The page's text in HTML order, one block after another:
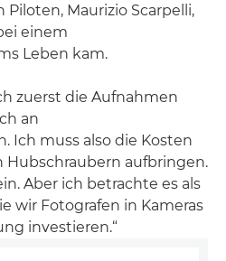
Maurizio Scarpelli,
einem
Leben kam.
zuerst die Aufnahmen
an
Ich muss also die Kosten
aufbringen.
Aber ich betrachte es als
wir Fotografen in Kameras
investieren.“